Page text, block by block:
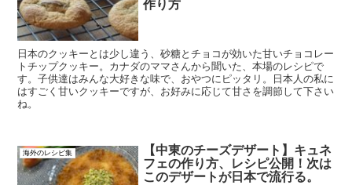
作り方
日本のクッキーとは少し違う、砂糖とチョコが効いた甘いチョコレー
トチップクッキー。カナダのママさんから聞いた、本場のレシピで
す。子供達はみんな大好きな味で、おやつにピッタリ。日本人の私に
はすごく甘いクッキーですが、お好みに応じて甘さを調節して下さい
ね。
海外のレシピ集
【中東のチーズデザート】キュネ
フェの作り方、レシピ公開！次は
このデザートが日本で流行る。